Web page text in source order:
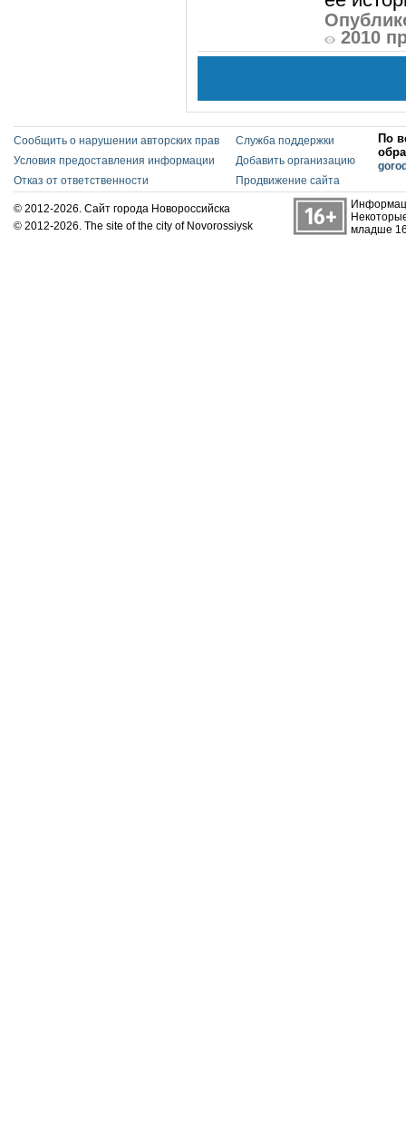
2010
Сообщить о нарушении авторских прав
Условия предоставления информации
Отказ от ответственности
Служба поддержки
Добавить организацию
Продвижение сайта
По
© 2012-2026. Сайт города Новороссийска
© 2012-2026. The site of the city of Novorossiysk
младше